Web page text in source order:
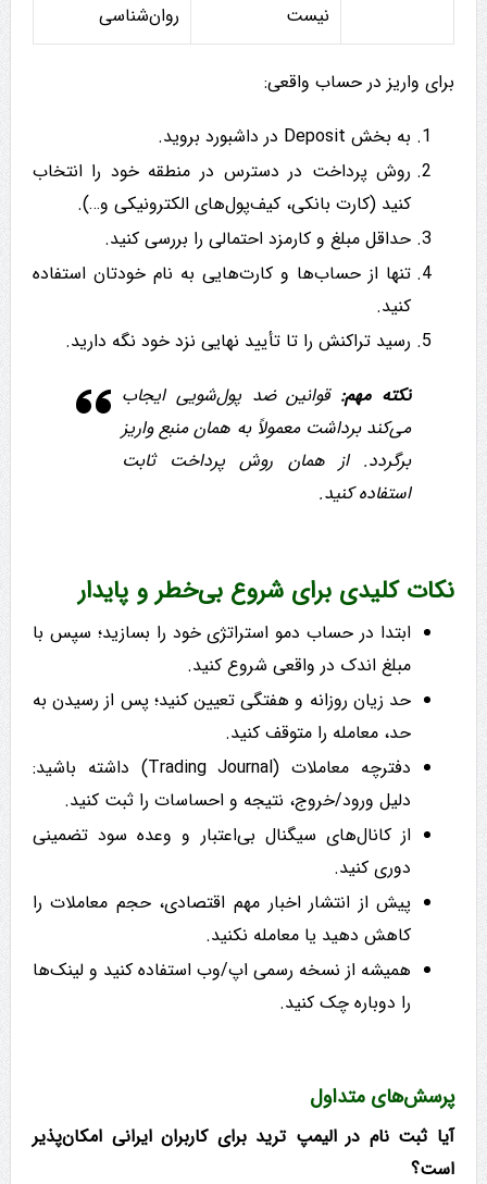
نیست
روان‌شناسی
برای واریز در حساب واقعی:
به بخش Deposit در داشبورد بروید.
روش پرداخت در دسترس در منطقه خود را انتخاب
کنید (کارت بانکی، کیف‌پول‌های الکترونیکی و…).
حداقل مبلغ و کارمزد احتمالی را بررسی کنید.
تنها از حساب‌ها و کارت‌هایی به نام خودتان استفاده
کنید.
رسید تراکنش را تا تأیید نهایی نزد خود نگه دارید.
نکته مهم: قوانین ضد پول‌شویی ایجاب
می‌کند برداشت معمولاً به همان منبع واریز
برگردد. از همان روش پرداخت ثابت
استفاده کنید.
نکات کلیدی برای شروع بی‌خطر و پایدار
ابتدا در حساب دمو استراتژی خود را بسازید؛ سپس با
مبلغ اندک در واقعی شروع کنید.
حد زیان روزانه و هفتگی تعیین کنید؛ پس از رسیدن به
حد، معامله را متوقف کنید.
دفترچه معاملات (Trading Journal) داشته باشید:
دلیل ورود/خروج، نتیجه و احساسات را ثبت کنید.
از کانال‌های سیگنال بی‌اعتبار و وعده سود تضمینی
دوری کنید.
پیش از انتشار اخبار مهم اقتصادی، حجم معاملات را
کاهش دهید یا معامله نکنید.
همیشه از نسخه رسمی اپ/وب استفاده کنید و لینک‌ها
را دوباره چک کنید.
پرسش‌های متداول
آیا ثبت نام در الیمپ ترید برای کاربران ایرانی امکان‌پذیر
است؟